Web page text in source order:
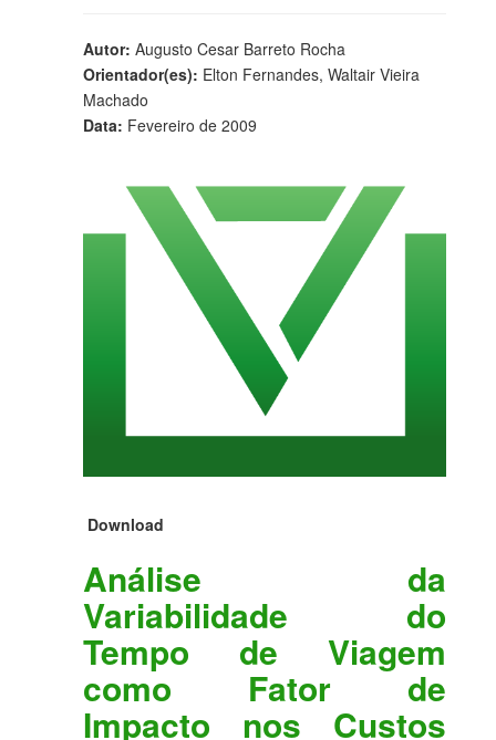
Autor: Augusto Cesar Barreto Rocha
Orientador(es): Elton Fernandes, Waltair Vieira
Machado
Data: Fevereiro de 2009
Download
Análise da
Variabilidade do
Tempo de Viagem
como Fator de
Impacto nos Custos